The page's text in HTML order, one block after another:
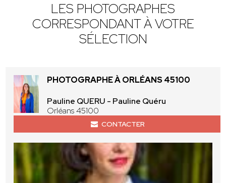
LES PHOTOGRAPHES
CORRESPONDANT À VOTRE
SÉLECTION
PHOTOGRAPHE À ORLÉANS 45100
Pauline QUERU - Pauline Quéru
Orléans 45100
CONTACTER